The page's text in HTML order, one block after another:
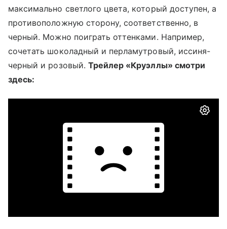
максимально светлого цвета, который доступен, а
противоположную сторону, соответственно, в
черный. Можно поиграть оттенками. Например,
сочетать шоколадный и перламутровый, иссиня-
черный и розовый. Трейлер «Круэллы» смотри
здесь: